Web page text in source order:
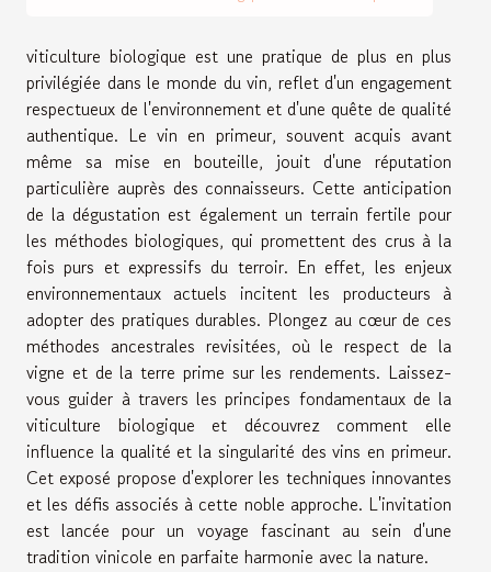
viticulture biologique est une pratique de plus en plus
privilégiée dans le monde du vin, reflet d'un engagement
respectueux de l'environnement et d'une quête de qualité
authentique. Le vin en primeur, souvent acquis avant
même sa mise en bouteille, jouit d'une réputation
particulière auprès des connaisseurs. Cette anticipation
de la dégustation est également un terrain fertile pour
les méthodes biologiques, qui promettent des crus à la
fois purs et expressifs du terroir. En effet, les enjeux
environnementaux actuels incitent les producteurs à
adopter des pratiques durables. Plongez au cœur de ces
méthodes ancestrales revisitées, où le respect de la
vigne et de la terre prime sur les rendements. Laissez-
vous guider à travers les principes fondamentaux de la
viticulture biologique et découvrez comment elle
influence la qualité et la singularité des vins en primeur.
Cet exposé propose d'explorer les techniques innovantes
et les défis associés à cette noble approche. L'invitation
est lancée pour un voyage fascinant au sein d'une
tradition vinicole en parfaite harmonie avec la nature.